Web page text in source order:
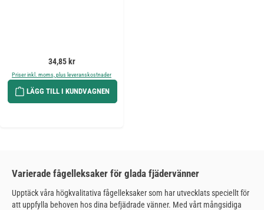
Ordinarie pris:
34,85 kr
Priser inkl. moms, plus leveranskostnader
LÄGG TILL I KUNDVAGNEN
Varierade fågelleksaker för glada fjädervänner
Upptäck våra högkvalitativa fågelleksaker som har utvecklats speciellt för
att uppfylla behoven hos dina befjädrade vänner. Med vårt mångsidiga